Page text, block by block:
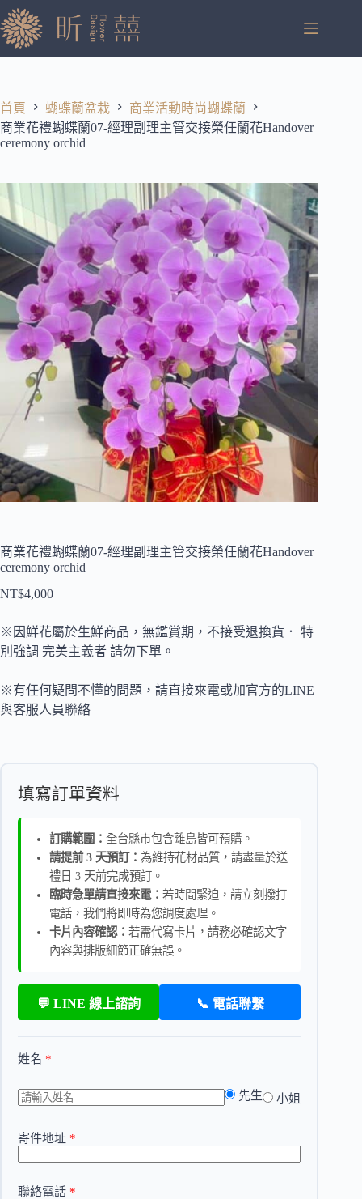
跳
至
容
首頁 蝴蝶蘭盆栽
商業活動時尚蝴蝶蘭
商業花禮蝴蝶蘭07-經理副理主管交接榮任蘭花Handover
ceremony orchid
商業花禮蝴蝶蘭07-經理副理主管交接榮任蘭花Handover
ceremony orchid
NT$4,000
※因鮮花屬於生鮮商品，無鑑賞期，不接受退換貨． 特
別強調 完美主義者 請勿下單。
※有任何疑問不懂的問題，請直接來電或加官方的LINE
與客服人員聯絡
填寫訂單資料
訂購範圍： 全台縣市包含離島皆可預購。
請提前 3 天預訂： 為維持花材品質，請盡量於送
禮日 3 天前完成預訂。
臨時急單請直接來電： 若時間緊迫，請立刻撥打
電話，我們將即時為您調度處理。
卡片內容確認： 若需代寫卡片，請務必確認文字
內容與排版細節正確無誤。
💬 LINE 線上諮詢 📞 電話聯繫
姓名 *
先生 小姐
寄件地址 *
聯絡電話 *